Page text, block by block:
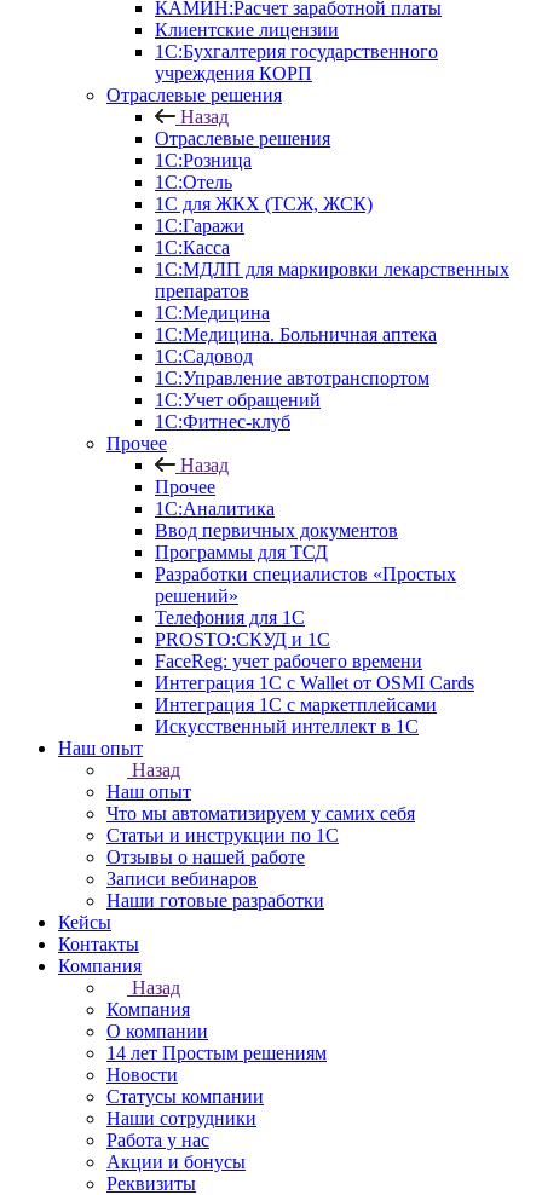
КАМИН:Расчет заработной платы
Клиентские лицензии
1С:Бухгалтерия государственного
учреждения КОРП
Отраслевые решения
Назад
Отраслевые решения
1С:Розница
1С:Отель
1С для ЖКХ (ТСЖ, ЖСК)
1С:Гаражи
1С:Касса
1С:МДЛП для маркировки лекарственных
препаратов
1С:Медицина
1С:Медицина. Больничная аптека
1С:Садовод
1С:Управление автотранспортом
1С:Учет обращений
1С:Фитнес-клуб
Прочее
Назад
Прочее
1С:Аналитика
Ввод первичных документов
Программы для ТСД
Разработки специалистов «Простых
решений»
Телефония для 1С
PROSTO:СКУД и 1С
FaceReg: учет рабочего времени
Интеграция 1С с Wallet от OSMI Cards
Интеграция 1С с маркетплейсами
Искусственный интеллект в 1С
Наш опыт
Назад
Наш опыт
Что мы автоматизируем у самих себя
Статьи и инструкции по 1С
Отзывы о нашей работе
Записи вебинаров
Наши готовые разработки
Кейсы
Контакты
Компания
Назад
Компания
О компании
14 лет Простым решениям
Новости
Статусы компании
Наши сотрудники
Работа у нас
Акции и бонусы
Реквизиты